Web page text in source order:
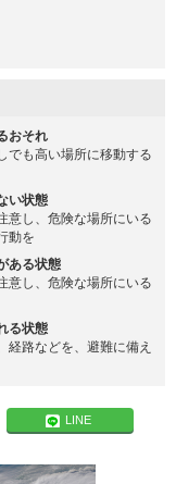
おそれ
でも高い場所に移動する
い状態
意し、危険な場所にいる
動を
ある状態
意し、危険な場所にいる
る状態
経路などを、避難に備え
LINE